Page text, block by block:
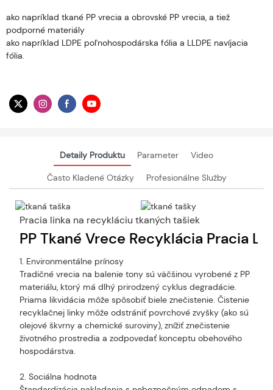
ako napríklad tkané PP vrecia a obrovské PP vrecia, a tiež
podporné materiály
ako napríklad LDPE poľnohospodárska fólia a LLDPE navíjacia
fólia.
Detaily Produktu Parameter Video
Často Kladené Otázky Profesionálne Služby
Pracia linka na recykláciu tkaných tašiek
PP Tkané Vrece Recyklácia Pracia
1. Environmentálne prínosy
Tradičné vrecia na balenie tony sú väčšinou vyrobené z PP
materiálu, ktorý má dlhý prirodzený cyklus degradácie.
Priama likvidácia môže spôsobiť biele znečistenie. Čistenie
recyklačnej linky môže odstrániť povrchové zvyšky (ako sú
olejové škvrny a chemické suroviny), znížiť znečistenie
životného prostredia a zodpovedať konceptu obehového
hospodárstva.
2. Sociálna hodnota